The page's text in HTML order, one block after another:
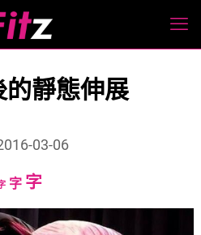
的靜態伸展
03-06
Decrease
size.
字Reset
size.
字Increase
size.